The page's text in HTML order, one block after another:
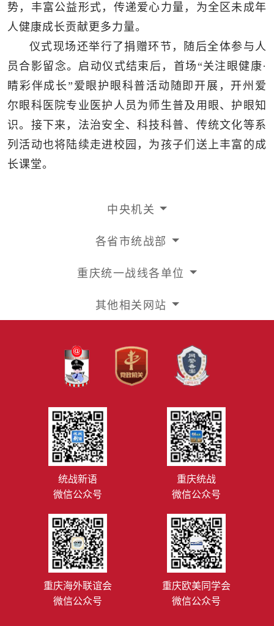
势，丰富公益形式，传递爱心力量，为全区未成年
人健康成长贡献更多力量。
仪式现场还举行了捐赠环节，随后全体参与人
员合影留念。启动仪式结束后，首场“关注眼健康·
睛彩伴成长”爱眼护眼科普活动随即开展，开州爱
尔眼科医院专业医护人员为师生普及用眼、护眼知
识。接下来，法治安全、科技科普、传统文化等系
列活动也将陆续走进校园，为孩子们送上丰富的成
长课堂。
中央机关
各省市统战部
重庆统一战线各单位
其他相关网站
统战新语
微信公众号
重庆统战
微信公众号
重庆海外联谊会
微信公众号
重庆欧美同学会
微信公众号